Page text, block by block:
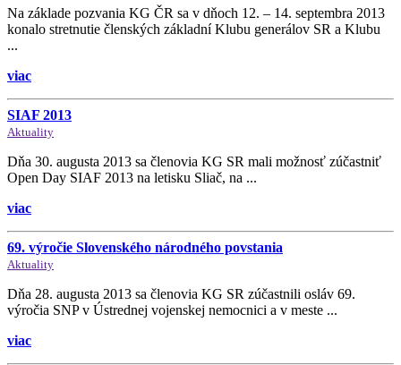
Na základe pozvania KG ČR sa v dňoch 12. – 14. septembra 2013
konalo stretnutie členských základní Klubu generálov SR a Klubu
...
viac
SIAF 2013
Aktuality
Dňa 30. augusta 2013 sa členovia KG SR mali možnosť zúčastniť
Open Day SIAF 2013 na letisku Sliač, na ...
viac
69. výročie Slovenského národného povstania
Aktuality
Dňa 28. augusta 2013 sa členovia KG SR zúčastnili osláv 69.
výročia SNP v Ústrednej vojenskej nemocnici a v meste ...
viac